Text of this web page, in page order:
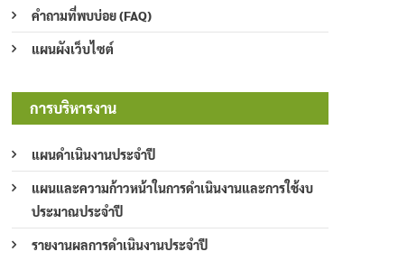
คำถามที่พบบ่อย (FAQ)
แผนผังเว็บไซต์
การบริหารงาน
แผนดำเนินงานประจำปี
แผนและความก้าวหน้าในการดำเนินงานและการใช้งบ
ประมาณประจำปี
รายงานผลการดำเนินงานประจำปี